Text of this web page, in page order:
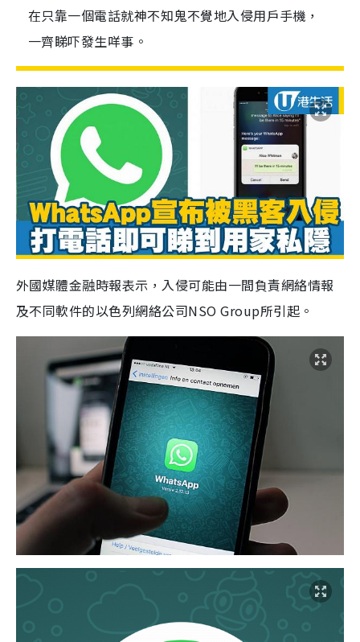
在只靠一個電話就神不知鬼不覺地入侵用戶手機，
一齊睇吓發生咩事。
外國媒體金融時報表示，入侵可能由一間負責網絡情報
及不同軟件的以色列網絡公司NSO Group所引起。